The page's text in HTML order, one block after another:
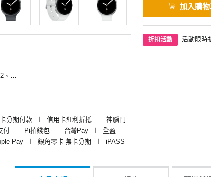
分期付款 ︱ 信用卡紅利折抵 ︱
神腦門
付 ︱ Pi拍錢包 ︱ 台灣Pay ︱
全盈
Pay ︱ 銀角零卡-無卡分期 ︱
iPASS
加入購物
折扣活動 活動限時